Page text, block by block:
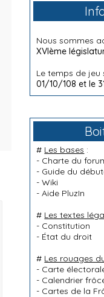
Nous sommes
XVIème
Le temps de
01/10/108 et le
# Les bases :
- Charte du
- Guide du
-Wiki
-Aide PluzIn
# Les textes
- Constitution
- État du droit
# Les rouages
- Carte
- Calendrier
- Cartes de la